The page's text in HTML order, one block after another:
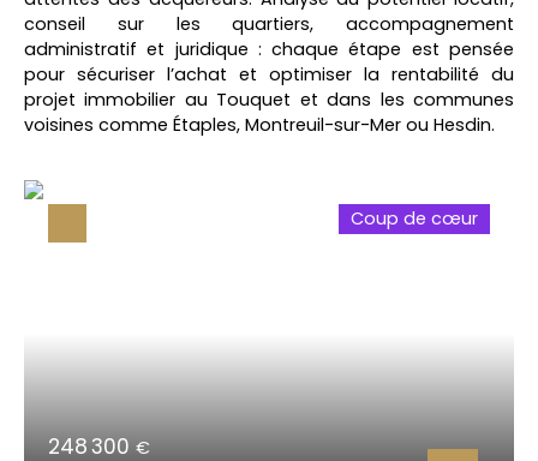
conseil sur les quartiers, accompagnement
administratif et juridique : chaque étape est pensée
pour sécuriser l’achat et optimiser la rentabilité du
projet immobilier au Touquet et dans les communes
voisines comme Étaples, Montreuil-sur-Mer ou Hesdin.
248 300 €
Coup de cœur